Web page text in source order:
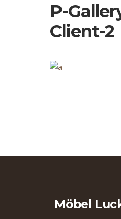
P-
Client-2
Möbel